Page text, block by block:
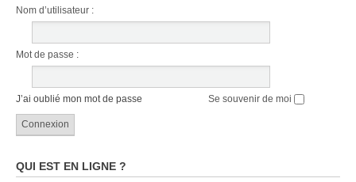
Nom d’utilisateur :
Mot de passe :
J’ai oublié mon mot de passe Se souvenir de moi
QUI EST EN LIGNE ?